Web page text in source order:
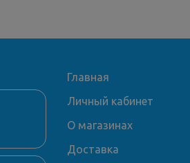
Главная
Личный кабинет
О магазинах
Доставка